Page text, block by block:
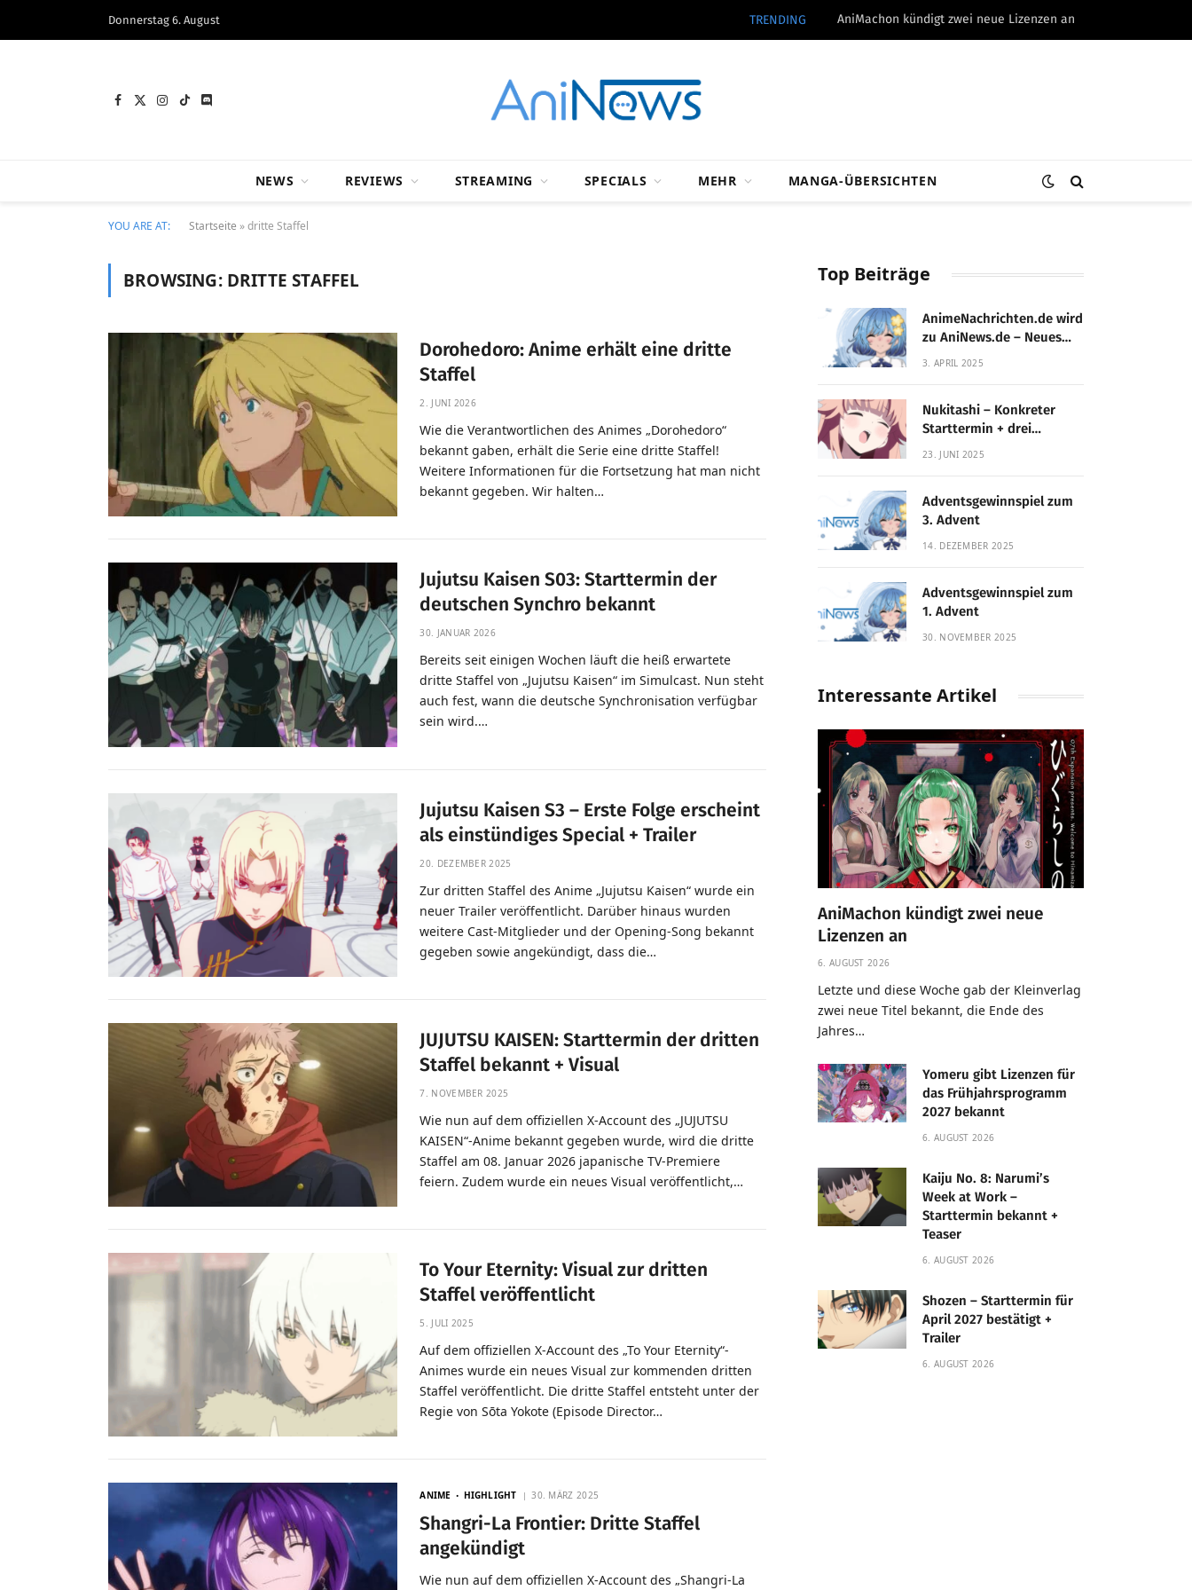
Donnerstag 6. August TRENDING AniMachon kündigt zwei neue Lizenzen an
Facebook
X
Instagram
TikTokDiscord
NEWS REVIEWS STREAMING SPECIALS MEHR MANGA-ÜBERSICHTEN
YOU ARE AT: Startseite »dritte Staffel
BROWSING: DRITTE STAFFEL
Dorohedoro: Anime erhält eine dritte
Staffel
2. JUNI 2026
Wie die Verantwortlichen des Animes „Dorohedoro“
bekannt gaben, erhält die Serie eine dritte Staffel!
Weitere Informationen für die Fortsetzung hat man nicht
bekannt gegeben. Wir halten…
Jujutsu Kaisen S03: Starttermin der
deutschen Synchro bekannt
30. JANUAR 2026
Bereits seit einigen Wochen läuft die heiß erwartete
dritte Staffel von „Jujutsu Kaisen“ im Simulcast. Nun steht
auch fest, wann die deutsche Synchronisation verfügbar
sein wird.…
Jujutsu Kaisen S3 – Erste Folge erscheint
als einstündiges Special + Trailer
20. DEZEMBER 2025
Zur dritten Staffel des Anime „Jujutsu Kaisen“ wurde ein
neuer Trailer veröffentlicht. Darüber hinaus wurden
weitere Cast-Mitglieder und der Opening-Song bekannt
gegeben sowie angekündigt, dass die…
JUJUTSU KAISEN: Starttermin der dritten
Staffel bekannt + Visual
7. NOVEMBER 2025
Wie nun auf dem offiziellen X-Account des „JUJUTSU
KAISEN“-Anime bekannt gegeben wurde, wird die dritte
Staffel am 08. Januar 2026 japanische TV-Premiere
feiern. Zudem wurde ein neues Visual veröffentlicht,…
To Your Eternity: Visual zur dritten
Staffel veröffentlicht
5. JULI 2025
Auf dem offiziellen X-Account des „To Your Eternity“-
Animes wurde ein neues Visual zur kommenden dritten
Staffel veröffentlicht. Die dritte Staffel entsteht unter der
Regie von Sōta Yokote (Episode Director…
ANIME HIGHLIGHT 30. MÄRZ 2025
Shangri-La Frontier: Dritte Staffel
angekündigt
Wie nun auf dem offiziellen X-Account des „Shangri-La
Top Beiträge
AnimeNachrichten.de wird
zu AniNews.de – Neues
Design, gewohnte
3. APRIL 2025
Nukitashi – Konkreter
Starttermin + drei
Fassungen enthüllt
23. JUNI 2025
Adventsgewinnspiel zum
3. Advent
14. DEZEMBER 2025
Adventsgewinnspiel zum
1. Advent
30. NOVEMBER 2025
Interessante Artikel
AniMachon kündigt zwei neue
Lizenzen an
6. AUGUST 2026
Letzte und diese Woche gab der Kleinverlag
zwei neue Titel bekannt, die Ende des
Jahres…
Yomeru gibt Lizenzen für
das Frühjahrsprogramm
2027 bekannt
6. AUGUST 2026
Kaiju No. 8: Narumi’s
Week at Work –
Starttermin bekannt +
Teaser
6. AUGUST 2026
Shozen – Starttermin für
April 2027 bestätigt +
Trailer
6. AUGUST 2026